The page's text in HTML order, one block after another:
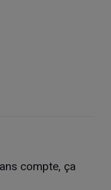
compte, ça